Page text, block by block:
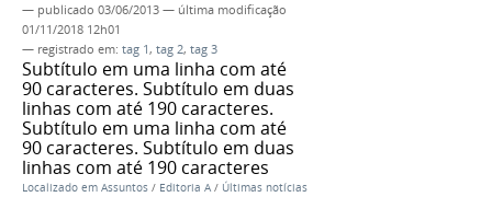
— publicado 03/06/2013 — última modificação
01/11/2018 12h01
— registrado em: tag 1, tag 2, tag 3
Subtítulo em uma linha com até
90 caracteres. Subtítulo em duas
linhas com até 190 caracteres.
Subtítulo em uma linha com até
90 caracteres. Subtítulo em duas
linhas com até 190 caracteres
Localizado em Assuntos / Editoria A / Últimas notícias